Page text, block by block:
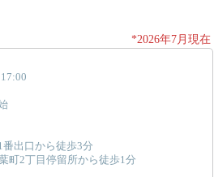
*2026年7月現在
出口から徒歩3分
町2丁目停留所から徒歩1分